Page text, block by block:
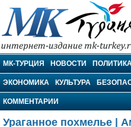
МК-Турция
МК-ТУРЦИЯ НОВОСТИ
ЭКОНОМИКА КУЛЬТУРА
КОММЕНТАРИИ
Ураганное похмелье |